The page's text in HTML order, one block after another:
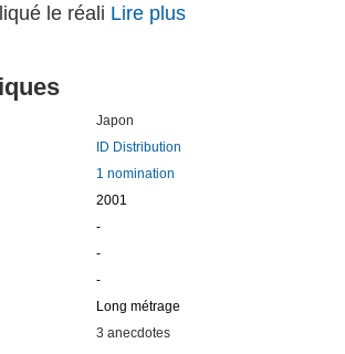
le réali Lire plus
Japon
ID Distribution
1 nomination
2001
-
-
-
Long métrage
3 anecdotes